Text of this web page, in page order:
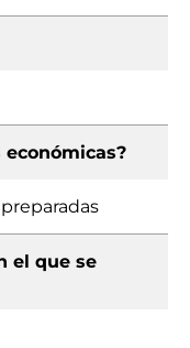
económicas?
el que se